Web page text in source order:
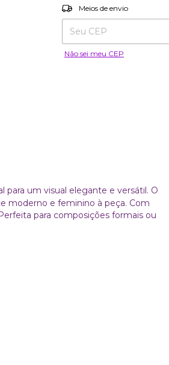
Entregas para o CEP:
Meios de envio
Não sei meu CEP
para um visual elegante e versátil. O
moderno e feminino à peça. Com
para composições formais ou